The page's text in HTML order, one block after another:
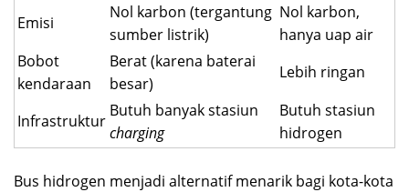
Emisi
Nol karbon (tergantung
sumber listrik)
Nol karbon,
hanya uap air
Bobot
kendaraan
Berat (karena baterai
besar)
Lebih ringan
Infrastruktur
Butuh banyak stasiun
charging
Butuh stasiun
hidrogen
Bus hidrogen menjadi alternatif menarik bagi kota-kota